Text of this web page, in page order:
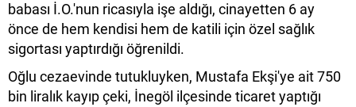
babası İ.O.'nun ricasıyla işe aldığı, cinayetten 6 ay
önce de hem kendisi hem de katili için özel sağlık
sigortası yaptırdığı öğrenildi.
Oğlu cezaevinde tutukluyken, Mustafa Ekşi'ye ait 750
bin liralık kayıp çeki, İnegöl ilçesinde ticaret yaptığı